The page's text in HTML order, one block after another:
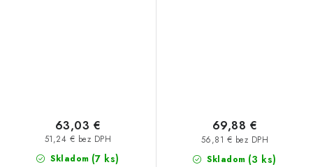
Skladom (7 ks)
51,24 € bez DPH
63,03 €
Skladom (3 ks)
56,81 € bez DPH
69,88 €